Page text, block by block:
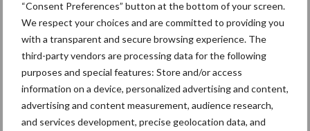
“Consent Preferences” button at the bottom of your screen.
We respect your choices and are committed to providing you
with a transparent and secure browsing experience. The
third-party vendors are processing data for the following
purposes and special features: Store and/or access
information on a device, personalized advertising and content,
advertising and content measurement, audience research,
and services development, precise geolocation data, and
Sidebar
6 aug
"Hoge verwachtingen van schijven
voor kouters"
5 aug
Albourgh Tyres breidt uit naar
nieuwe marktsegmenten